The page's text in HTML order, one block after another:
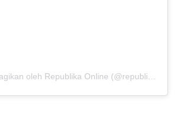
Sebuah kiriman dibagikan oleh Republika Online (@republikaonline)